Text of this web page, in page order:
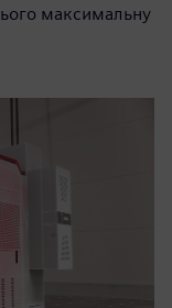
максимальну